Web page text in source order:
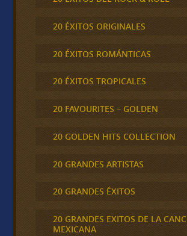
20 ÉXITOS ORIGINALES
20 ÉXITOS ROMÁNTICAS
20 ÉXITOS TROPICALES
20 FAVOURITES – GOLDEN
20 GOLDEN HITS COLLECTION
20 GRANDES ARTISTAS
20 GRANDES ÉXITOS
20 GRANDES EXITOS DE LA
MEXICANA